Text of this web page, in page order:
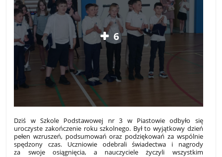
6
Dziś w Szkole Podstawowej nr 3 w Piastowie odbyło się
uroczyste zakończenie roku szkolnego. Był to wyjątkowy dzień
pełen wzruszeń, podsumowań oraz podziękowań za wspólnie
spędzony czas. Uczniowie odebrali świadectwa i nagrody
za swoje osiągnięcia, a nauczyciele życzyli wszystkim